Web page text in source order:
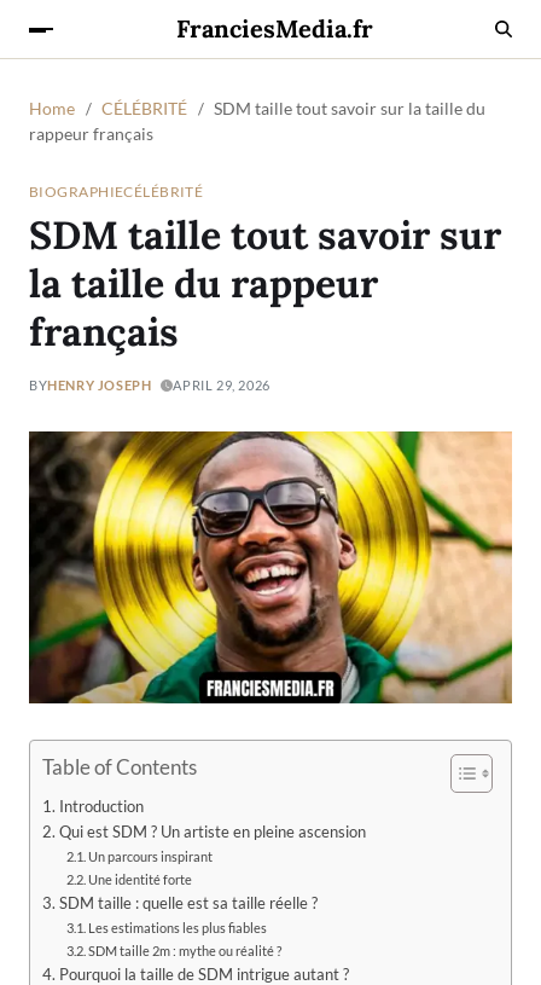
FranciesMedia.fr
Home CÉLÉBRITÉ
SDM taille tout savoir sur la taille du
rappeur français
BIOGRAPHIECÉLÉBRITÉ
SDM taille tout savoir sur
la taille du rappeur
français
BYHENRY JOSEPH APRIL 29, 2026
Table of Contents
Introduction
Qui est SDM ? Un artiste en pleine ascension
Un parcours inspirant
Une identité forte
SDM taille : quelle est sa taille réelle ?
Les estimations les plus fiables
SDM taille 2m : mythe ou réalité ?
Pourquoi la taille de SDM intrigue autant ?